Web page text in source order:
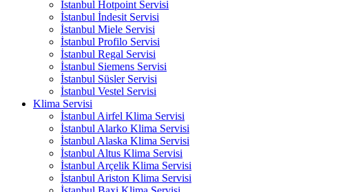
İstanbul Hotpoint Servisi
İstanbul İndesit Servisi
İstanbul Miele Servisi
İstanbul Profilo Servisi
İstanbul Regal Servisi
İstanbul Siemens Servisi
İstanbul Süsler Servisi
İstanbul Vestel Servisi
Klima Servisi
İstanbul Airfel Klima Servisi
İstanbul Alarko Klima Servisi
İstanbul Alaska Klima Servisi
İstanbul Altus Klima Servisi
İstanbul Arçelik Klima Servisi
İstanbul Ariston Klima Servisi